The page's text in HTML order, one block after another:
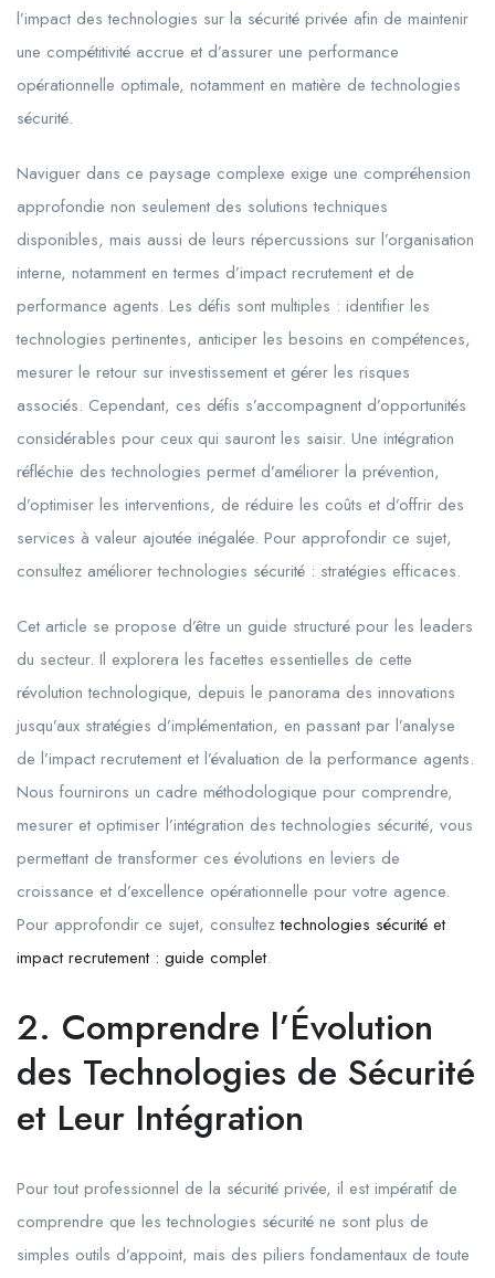
l’impact des technologies sur la sécurité privée afin de maintenir
une compétitivité accrue et d’assurer une performance
opérationnelle optimale, notamment en matière de technologies
sécurité.
Naviguer dans ce paysage complexe exige une compréhension
approfondie non seulement des solutions techniques
disponibles, mais aussi de leurs répercussions sur l’organisation
interne, notamment en termes d’impact recrutement et de
performance agents. Les défis sont multiples : identifier les
technologies pertinentes, anticiper les besoins en compétences,
mesurer le retour sur investissement et gérer les risques
associés. Cependant, ces défis s’accompagnent d’opportunités
considérables pour ceux qui sauront les saisir. Une intégration
réfléchie des technologies permet d’améliorer la prévention,
d’optimiser les interventions, de réduire les coûts et d’offrir des
services à valeur ajoutée inégalée. Pour approfondir ce sujet,
consultez améliorer technologies sécurité : stratégies efficaces.
Cet article se propose d’être un guide structuré pour les leaders
du secteur. Il explorera les facettes essentielles de cette
révolution technologique, depuis le panorama des innovations
jusqu’aux stratégies d’implémentation, en passant par l’analyse
de l’impact recrutement et l’évaluation de la performance agents.
Nous fournirons un cadre méthodologique pour comprendre,
mesurer et optimiser l’intégration des technologies sécurité, vous
permettant de transformer ces évolutions en leviers de
croissance et d’excellence opérationnelle pour votre agence.
Pour approfondir ce sujet, consulteztechnologies sécurité et
impact recrutement : guide complet.
2. Comprendre l’Évolution
des Technologies de Sécurité
et Leur Intégration
Pour tout professionnel de la sécurité privée, il est impératif de
comprendre que les technologies sécurité ne sont plus de
simples outils d’appoint, mais des piliers fondamentaux de toute